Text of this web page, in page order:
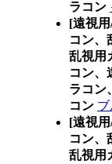
ラコン
[遠視
コン、
乱視用
コン、
ラコン
コン
[遠視
コン、
乱視用